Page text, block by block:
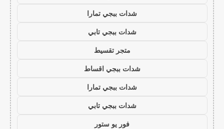
شدات ببجي تمارا
شدات ببجي تابي
متجر تقسيط
شدات ببجي اقساط
شدات ببجي تمارا
شدات ببجي تابي
فور يو ستور